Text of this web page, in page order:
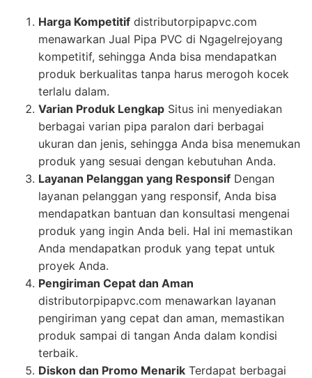
Harga Kompetitif distributorpipapvc.com
menawarkan Jual Pipa PVC di Ngagelrejoyang
kompetitif, sehingga Anda bisa mendapatkan
produk berkualitas tanpa harus merogoh kocek
terlalu dalam.
Varian Produk Lengkap Situs ini menyediakan
berbagai varian pipa paralon dari berbagai
ukuran dan jenis, sehingga Anda bisa menemukan
produk yang sesuai dengan kebutuhan Anda.
Layanan Pelanggan yang Responsif Dengan
layanan pelanggan yang responsif, Anda bisa
mendapatkan bantuan dan konsultasi mengenai
produk yang ingin Anda beli. Hal ini memastikan
Anda mendapatkan produk yang tepat untuk
proyek Anda.
Pengiriman Cepat dan Aman
distributorpipapvc.com menawarkan layanan
pengiriman yang cepat dan aman, memastikan
produk sampai di tangan Anda dalam kondisi
terbaik.
Diskon dan Promo Menarik Terdapat berbagai